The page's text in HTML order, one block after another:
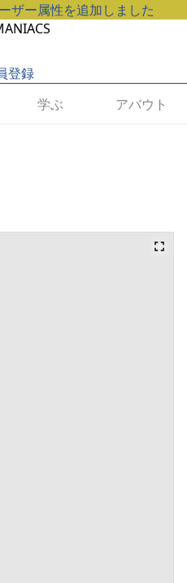
ザー属性を追加しました
登録
学ぶ アバウト